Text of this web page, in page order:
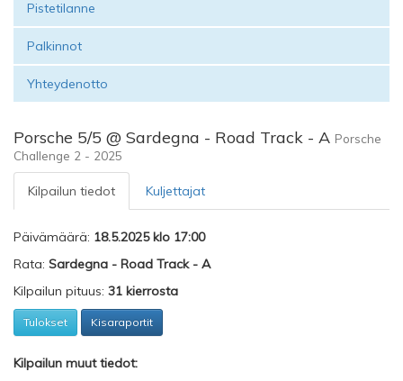
Pistetilanne
Palkinnot
Yhteydenotto
Porsche 5/5 @ Sardegna - Road Track - A Porsche
Challenge 2 - 2025
Kilpailun tiedot Kuljettajat
Päivämäärä: 18.5.2025 klo 17:00
Rata: Sardegna - Road Track - A
Kilpailun pituus: 31 kierrosta
Tulokset Kisaraportit
Kilpailun muut tiedot: